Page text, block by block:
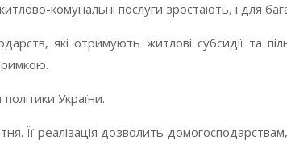
комунальні послуги зростають, і для
які отримують житлові субсидії та
політики України.
Її реалізація дозволить